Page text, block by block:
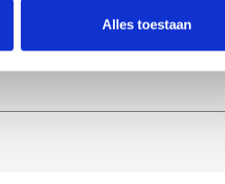
Alles toestaan